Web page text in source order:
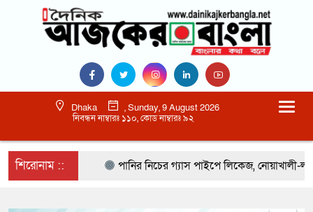
Dhaka
, Sunday, 9 August 2026
নিবন্ধন নাম্বারঃ ১১০, কোড নাম্বারঃ ৯২
শিরোনাম :: পানির নিচের গ্যাস পাইপে লিকেজ, নোয়াখালী-